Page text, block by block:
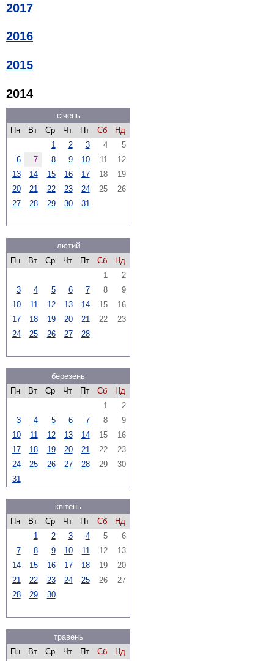
2017
2016
2015
2014
січень
Пн
Вт Ср Чт Пт Сб
Нд
1
2 3 4
5
6
7 8 9 10 11
12
13
14 15 16 17 18
19
20
21 22 23 24 25
26
27
28 29 30 31
лютий
Пн
Вт Ср Чт Пт Сб
Нд
1
2
3
4 5 6 7 8
9
10
11 12 13 14 15
16
17
18 19 20 21 22
23
24
25 26 27 28
березень
Пн
Вт Ср Чт Пт Сб
Нд
1
2
3
4 5 6 7 8
9
10
11 12 13 14 15
16
17
18 19 20 21 22
23
24
25 26 27 28 29
30
31
квітень
Пн
Вт Ср Чт Пт Сб
Нд
1
2 3 4 5
6
7
8 9 10 11 12
13
14
15 16 17 18 19
20
21
22 23 24 25 26
27
28
29 30
травень
Пн
Вт Ср Чт Пт Сб
Нд